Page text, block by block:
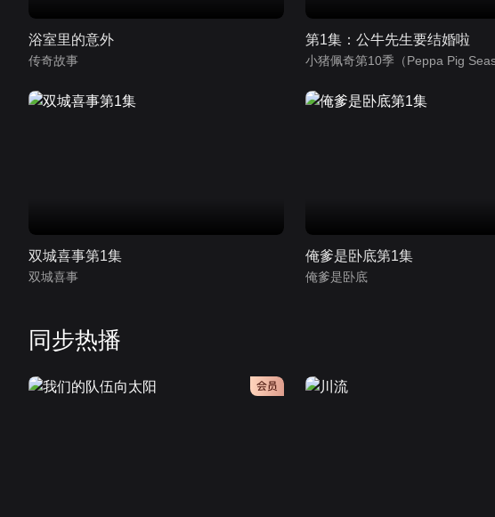
浴室里的意外
传奇故事
第1集：公牛先生要结婚啦
双城喜事第1集
双城喜事
俺爹是卧底第1集
俺爹是卧底
同步热播
会员